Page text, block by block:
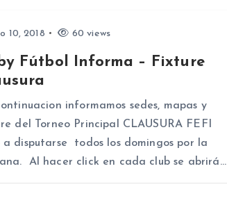
10, 2018 60 views
Fútbol Informa – Fixture
informamos sedes, mapas y
del Torneo Principal CLAUSURA FEFI
a disputarse todos los domingos por la
Al hacer click en cada club se abrirá…